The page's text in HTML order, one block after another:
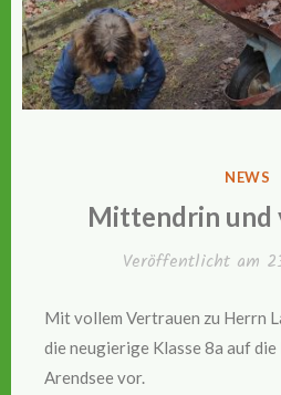
NEWS
Mittendrin und
Veröffentlicht am
Mit vollem Vertrauen zu Herrn
die neugierige Klasse 8a auf
Arendsee vor.